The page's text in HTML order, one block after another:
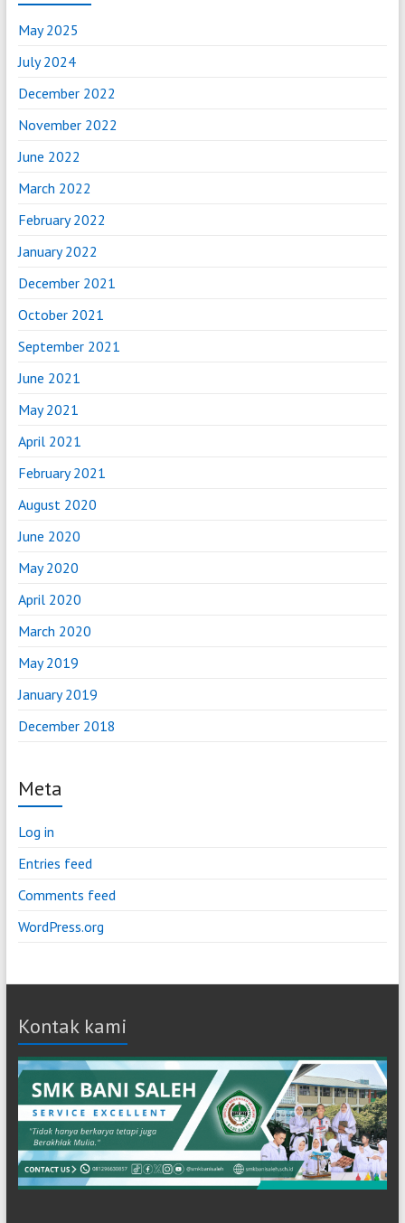
May 2025
July 2024
December 2022
November 2022
June 2022
March 2022
February 2022
January 2022
December 2021
October 2021
September 2021
June 2021
May 2021
April 2021
February 2021
August 2020
June 2020
May 2020
April 2020
March 2020
May 2019
January 2019
December 2018
Meta
Log in
Entries feed
Comments feed
WordPress.org
Kontak kami